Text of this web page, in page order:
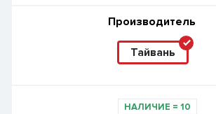
НАЛИЧИЕ = 10
Производитель
Тайвань